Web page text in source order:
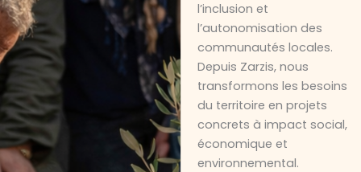
l’inclusion et
l’autonomisation des
communautés locales.
Depuis Zarzis, nous
transformons les besoins
du territoire en projets
concrets à impact social,
économique et
environnemental.